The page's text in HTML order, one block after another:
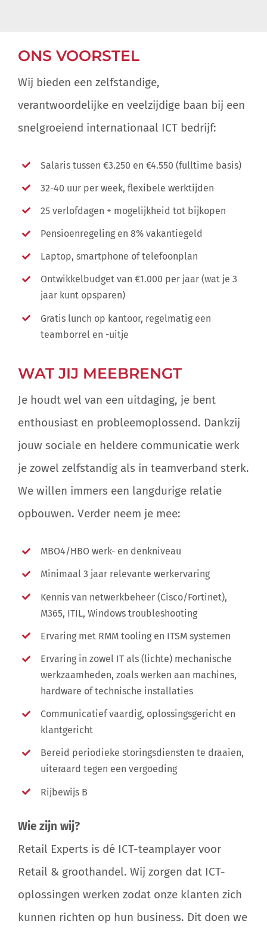
ONS VOORSTEL
Wij bieden een zelfstandige,
verantwoordelijke en veelzijdige baan bij een
snelgroeiend internationaal ICT bedrijf:
Salaris tussen €3.250 en €4.550 (fulltime basis)
32-40 uur per week, flexibele werktijden
25 verlofdagen + mogelijkheid tot bijkopen
Pensioenregeling en 8% vakantiegeld
Laptop, smartphone of telefoonplan
Ontwikkelbudget van €1.000 per jaar (wat je 3
jaar kunt opsparen)
Gratis lunch op kantoor, regelmatig een
teamborrel en -uitje
WAT JIJ MEEBRENGT
Je houdt wel van een uitdaging, je bent
enthousiast en probleemoplossend. Dankzij
jouw sociale en heldere communicatie werk
je zowel zelfstandig als in teamverband sterk.
We willen immers een langdurige relatie
opbouwen. Verder neem je mee:
MBO4/HBO werk- en denkniveau
Minimaal 3 jaar relevante werkervaring
Kennis van netwerkbeheer (Cisco/Fortinet),
M365, ITIL, Windows troubleshooting
Ervaring met RMM tooling en ITSM systemen
Ervaring in zowel IT als (lichte) mechanische
werkzaamheden, zoals werken aan machines,
hardware of technische installaties
Communicatief vaardig, oplossingsgericht en
klantgericht
Bereid periodieke storingsdiensten te draaien,
uiteraard tegen een vergoeding
Rijbewijs B
Wie zijn wij?
Retail Experts is dé ICT-teamplayer voor
Retail & groothandel. Wij zorgen dat ICT-
oplossingen werken zodat onze klanten zich
kunnen richten op hun business. Dit doen we